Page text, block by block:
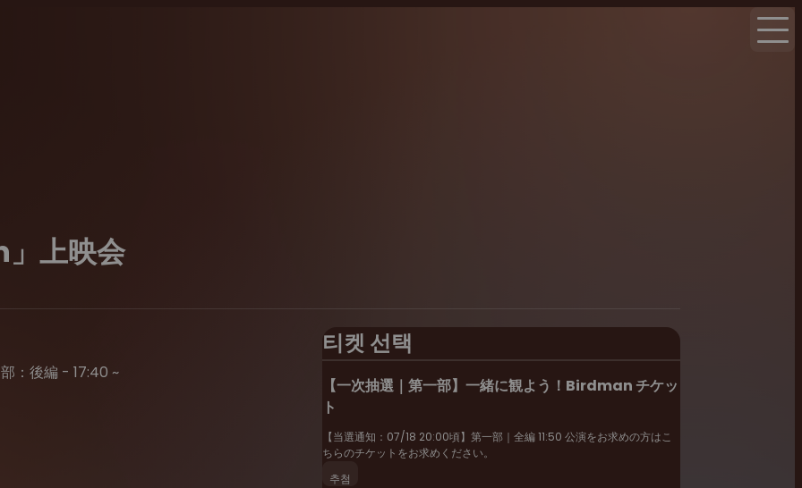
上映会
：後編 - 17:40 ~
티켓 선택
【一次抽選｜第一部】一緒に観よう！Birdman チケッ
ト
【当選通知：07/18 20:00頃】第一部｜全編 11:50 公演をお求めの方はこ
ちらのチケットをお求めください。
추첨